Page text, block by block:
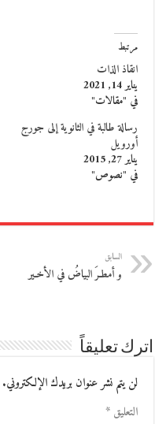
مرتبط
انقاذ الذات
يناير 14, 2021
في "مقالات"
رسالة طالبة في الثانوية إلى جورج
أورويل
يناير 27, 2015
في "نصوص"
السابق
و أمطـرَ البياضُ في الأخـير
اترك تعليقاً
لن يتم نشر عنوان بريدك الإلكتروني.
التعليق*